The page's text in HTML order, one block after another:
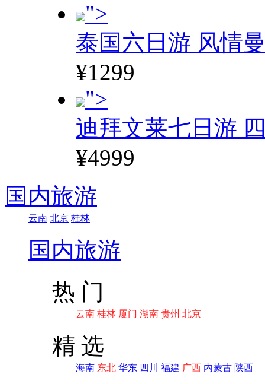
">
泰国六日游 风情
¥1299
">
迪拜文莱七日游
¥4999
国内旅游
云南 北京 桂林
国内旅游
热 门
云南 桂林 厦门 湖南 贵州 北京
精 选
海南 东北 华东 四川 福建 广西 内蒙古 陕西